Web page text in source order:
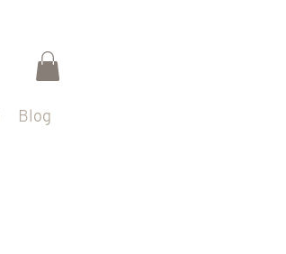
Blog